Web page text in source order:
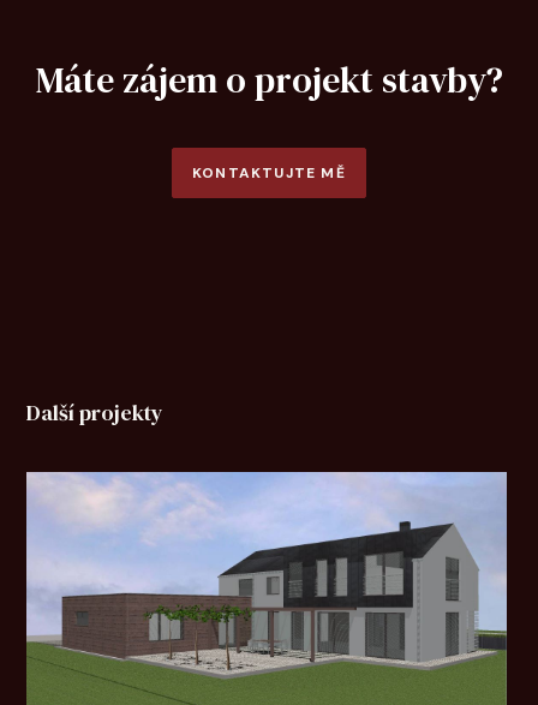
Máte zájem o projekt stavby?
KONTAKTUJTE MĚ
Další projekty